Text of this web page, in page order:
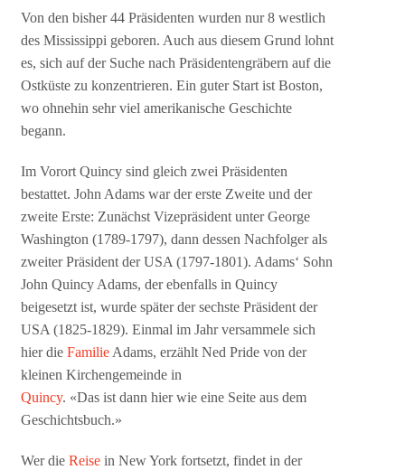
Von den bisher 44 Präsidenten wurden nur 8 westlich
des Mississippi geboren. Auch aus diesem Grund lohnt
es, sich auf der Suche nach Präsidentengräbern auf die
Ostküste zu konzentrieren. Ein guter Start ist Boston,
wo ohnehin sehr viel amerikanische Geschichte
begann.
Im Vorort Quincy sind gleich zwei Präsidenten
bestattet. John Adams war der erste Zweite und der
zweite Erste: Zunächst Vizepräsident unter George
Washington (1789-1797), dann dessen Nachfolger als
zweiter Präsident der USA (1797-1801). Adams‘ Sohn
John Quincy Adams, der ebenfalls in Quincy
beigesetzt ist, wurde später der sechste Präsident der
USA (1825-1829). Einmal im Jahr versammele sich
hier dieFamilie Adams, erzählt Ned Pride von der
kleinen Kirchengemeinde in
Quincy. «Das ist dann hier wie eine Seite aus dem
Geschichtsbuch.»
Wer dieReise in New York fortsetzt, findet in der